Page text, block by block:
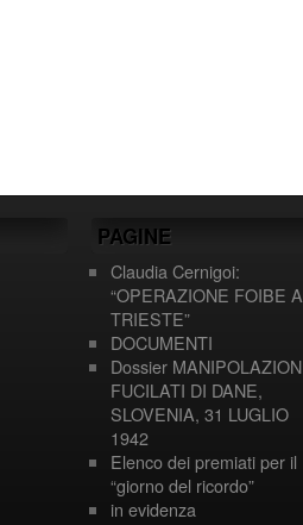
PAGINE
Claudia Cernigoi:
“OPERAZIONE FOIBE A
TRIESTE”
DOCUMENTI
Dossier
FUCILATI DI DANE,
SLOVENIA, 31 LUGLIO
1942
Elenco dei premiati per il
“giorno del ricordo”
in evidenza